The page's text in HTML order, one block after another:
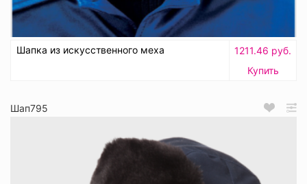
Шапка из искусственного меха
1211.46 руб.
Купить
Шап795